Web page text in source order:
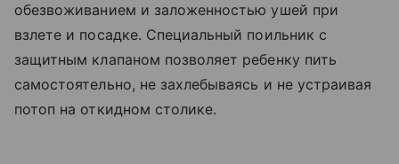
обезвоживанием и заложенностью ушей при
взлете и посадке. Специальный поильник с
защитным клапаном позволяет ребенку пить
самостоятельно, не захлебываясь и не устраивая
потоп на откидном столике.